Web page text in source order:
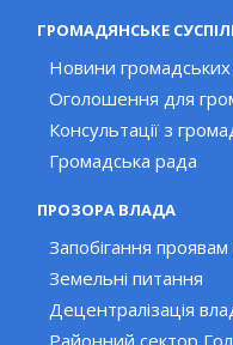
ГРОМАДЯНСЬКЕ
Новини громадських
Оголошення для
Консультації з
Громадська рада
ПРОЗОРА ВЛАДА
Запобігання проявам
Земельні питання
Децентралізація
Районний сектор